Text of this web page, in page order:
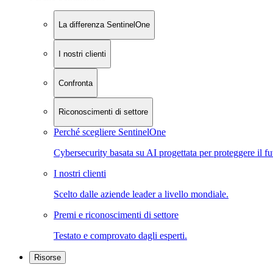
La differenza SentinelOne
I nostri clienti
Confronta
Riconoscimenti di settore
Perché scegliere SentinelOne
Cybersecurity basata su AI progettata per proteggere il
I nostri clienti
Scelto dalle aziende leader a livello mondiale.
Premi e riconoscimenti di settore
Testato e comprovato dagli esperti.
Risorse